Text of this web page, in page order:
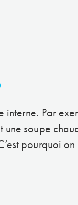
Par
soupe
pourquoi